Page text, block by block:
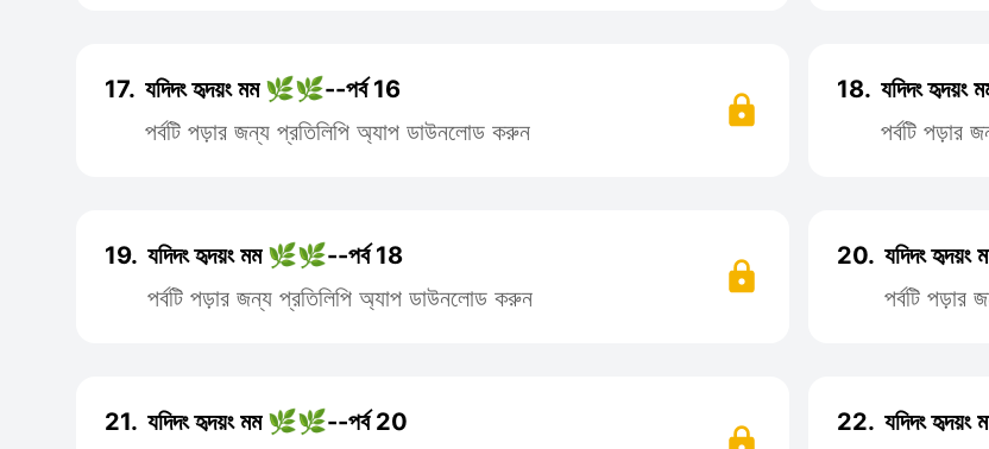
17. যদিদং হৃদয়ং মম 🌿🌿--পর্ব 16
পর্বটি পড়ার জন্য প্রতিলিপি অ্যাপ ডাউনলোড করুন
18. যদিদং
পর্বটি পড়ার
19. যদিদং হৃদয়ং মম 🌿🌿--পর্ব 18
পর্বটি পড়ার জন্য প্রতিলিপি অ্যাপ ডাউনলোড করুন
20. যদিদং
পর্বটি
21. যদিদং হৃদয়ং মম 🌿🌿--পর্ব 20
22. যদিদং